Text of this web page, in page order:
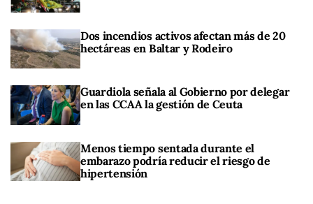
Dos incendios activos afectan más de 20
hectáreas en Baltar y Rodeiro
Guardiola señala al Gobierno por delegar
en las CCAA la gestión de Ceuta
Menos tiempo sentada durante el
embarazo podría reducir el riesgo de
hipertensión